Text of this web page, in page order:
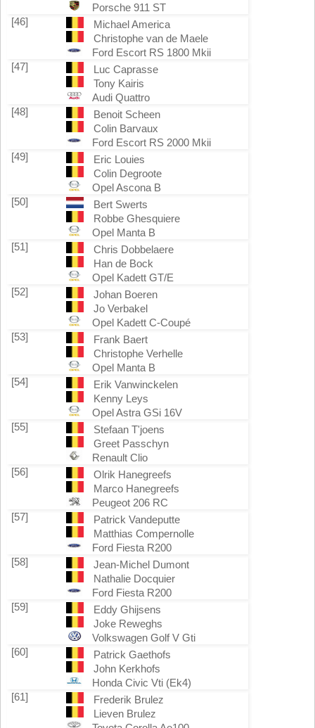
Porsche 911 ST
[46]
Michael America
Christophe van de Maele
Ford Escort RS 1800 Mkii
[47]
Luc Caprasse
Tony Kairis
Audi Quattro
[48]
Benoit Scheen
Colin Barvaux
Ford Escort RS 2000 Mkii
[49]
Eric Louies
Colin Degroote
Opel Ascona B
[50]
Bert Swerts
Robbe Ghesquiere
Opel Manta B
[51]
Chris Dobbelaere
Han de Bock
Opel Kadett GT/E
[52]
Johan Boeren
Jo Verbakel
Opel Kadett C-Coupé
[53]
Frank Baert
Christophe Verhelle
Opel Manta B
[54]
Erik Vanwinckelen
Kenny Leys
Opel Astra GSi 16V
[55]
Stefaan T'joens
Greet Passchyn
Renault Clio
[56]
Olrik Hanegreefs
Marco Hanegreefs
Peugeot 206 RC
[57]
Patrick Vandeputte
Matthias Compernolle
Ford Fiesta R200
[58]
Jean-Michel Dumont
Nathalie Docquier
Ford Fiesta R200
[59]
Eddy Ghijsens
Joke Reweghs
Volkswagen Golf V Gti
[60]
Patrick Gaethofs
John Kerkhofs
Honda Civic Vti (Ek4)
[61]
Frederik Brulez
Lieven Brulez